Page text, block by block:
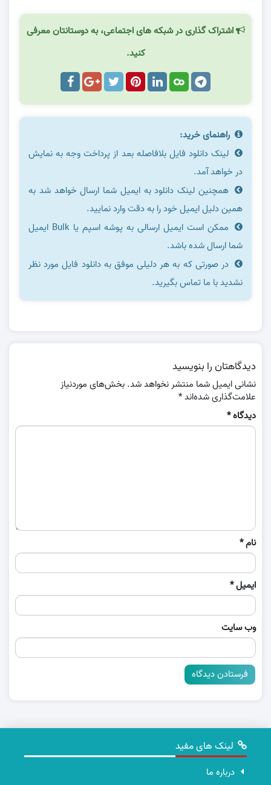
اشتراک گذاری در شبکه های اجتماعی، به دوستانتان معرفی
کنید.
راهنمای خرید:
لینک دانلود فایل بلافاصله بعد از پرداخت وجه به نمایش
در خواهد آمد.
همچنین لینک دانلود به ایمیل شما ارسال خواهد شد به
همین دلیل ایمیل خود را به دقت وارد نمایید.
ممکن است ایمیل ارسالی به پوشه اسپم یا Bulk ایمیل
شما ارسال شده باشد.
در صورتی که به هر دلیلی موفق به دانلود فایل مورد نظر
نشدید با ما تماس بگیرید.
دیدگاهتان را بنویسید
نشانی ایمیل شما منتشر نخواهد شد. بخش‌های موردنیاز
علامت‌گذاری شده‌اند*
دیدگاه*
نام*
ایمیل*
وب‌ سایت
لینک های مفید
درباره ما